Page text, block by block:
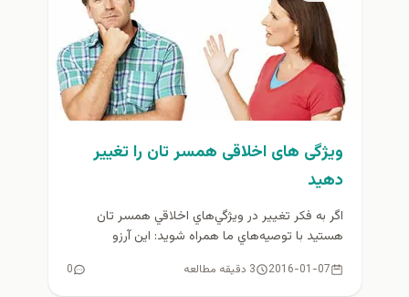
ویژگی های اخلاقی همسر تان را تغییر
دهید
اگر به فكر تغيير در ويژگي‌هاي اخلاقي همسر تان
هستيد با توصيه‌هاي ما همراه شويد: اين آرزو
2016-01-07 3 دقیقه مطالعه 0